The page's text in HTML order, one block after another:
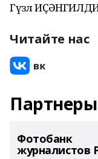
Гүзәл
Читайте нас
Партнеры
Фотобанк
журналистов